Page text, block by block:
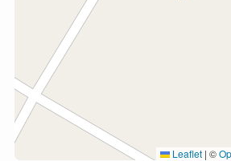
Leaflet | ©